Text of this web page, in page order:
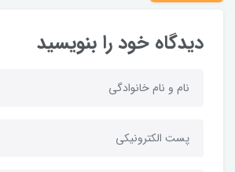
دیدگاه خود را بنویسید